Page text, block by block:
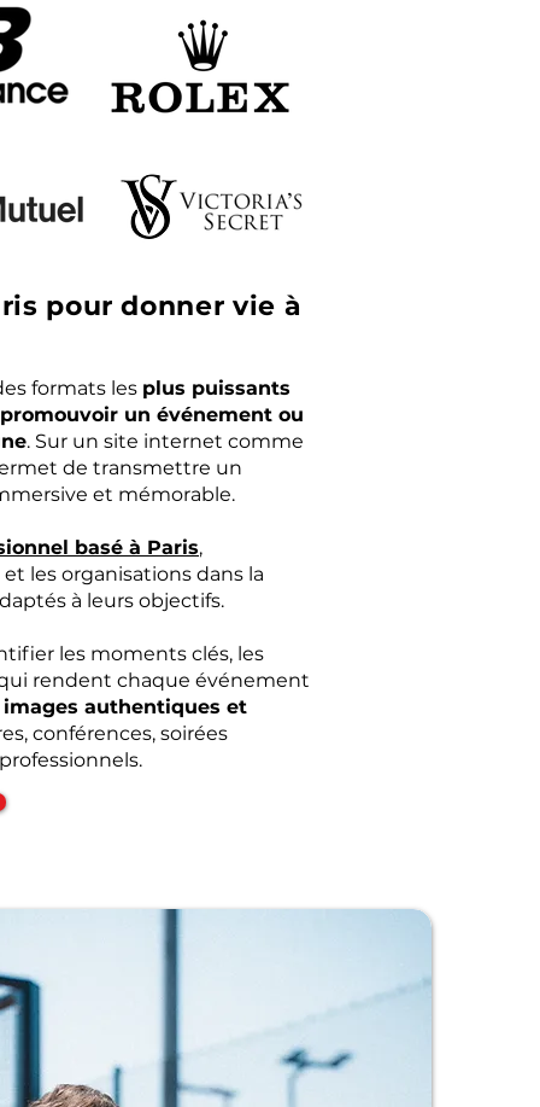
pour donner vie à
formats les plus puissants
un événement ou
. Sur un site internet comme
de transmettre un
et mémorable.
basé à Paris,
les organisations dans la
à leurs objectifs.
les moments clés, les
rendent chaque événement
authentiques et
conférences, soirées